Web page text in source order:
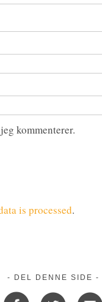
kommenterer.
is processed.
- DEL DENNE SIDE -